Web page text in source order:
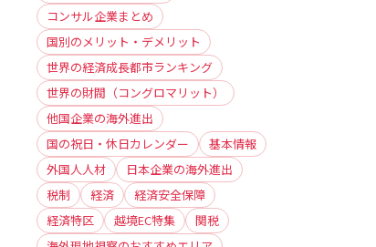
コンサル企業まとめ
国別のメリット・デメリット
世界の経済成長都市ランキング
世界の財閥（コングロマリット）
他国企業の海外進出
国の祝日・休日カレンダー
基本情報
外国人人材
日本企業の海外進出
税制
経済
経済安全保障
経済特区
越境EC特集
関税